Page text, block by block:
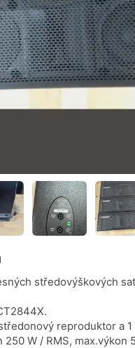
středovýškových
reproduktor a
250 W / RMS, max.výkon